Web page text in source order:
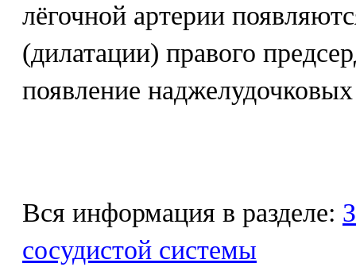
лёгочной артерии
(дилатации) правого
появление
Вся информация в разделе:
сосудистой системы